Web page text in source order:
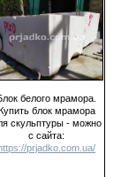
белого мрамора.
блок мрамора
скульптуры - можно
с сайта:
prjadko.com.ua/